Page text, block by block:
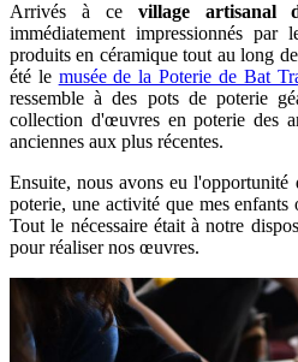
Arrivés à ce village artisanal
immédiatement impressionnés par
produits en céramique tout au long
été le musée de la Poterie de Bat
ressemble à des pots de poterie
collection d'œuvres en poterie des
anciennes aux plus récentes.
Ensuite, nous avons eu l'opportunité
poterie, une activité que mes enfants
Tout le nécessaire était à notre
pour réaliser nos œuvres.